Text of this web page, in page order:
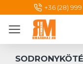
+36 (28)